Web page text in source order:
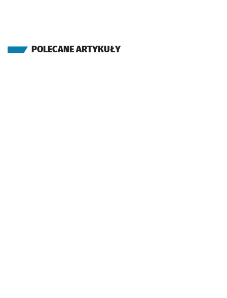
POLECANE ARTYKUŁY